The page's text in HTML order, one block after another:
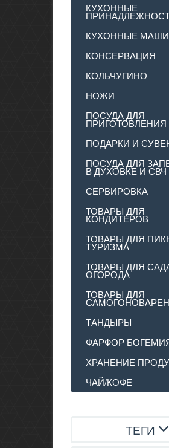
КУХОННЫЕ
КУХОННЫЕ
КОНСЕРВАЦИЯ
КОЛЬЧУГИНО
НОЖИ
ПОСУДА ДЛЯ
ПРИГОТОВЛЕНИЯ
ПОДАРКИ И
ПОСУДА ДЛЯ
В ДУХОВКЕ И СВЧ
СЕРВИРОВКА
ТОВАРЫ ДЛЯ
КОНДИТЕРОВ
ТОВАРЫ ДЛЯ
ТУРИЗМА
ТОВАРЫ ДЛЯ
ОГОРОДА
ТОВАРЫ ДЛЯ
ТАНДЫРЫ
ФАРФОР
ХРАНЕНИЕ
ЧАЙ/КОФЕ
ТЕГИ